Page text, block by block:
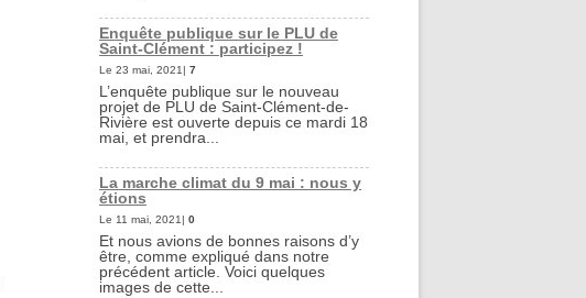
Enquête publique sur le PLU de
Saint-Clément : participez !
Le 23 mai, 2021| 7
L’enquête publique sur le nouveau
projet de PLU de Saint-Clément-de-
Rivière est ouverte depuis ce mardi 18
mai, et prendra...
La marche climat du 9 mai : nous y
étions
Le 11 mai, 2021| 0
Et nous avions de bonnes raisons d’y
être, comme expliqué dans notre
précédent article. Voici quelques
images de cette...